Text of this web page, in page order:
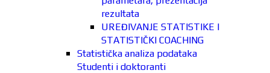
rezultata
UREĐIVANJE STATISTIKE I
STATISTIČKI COACHING
Statistička analiza podataka
Studenti i doktoranti